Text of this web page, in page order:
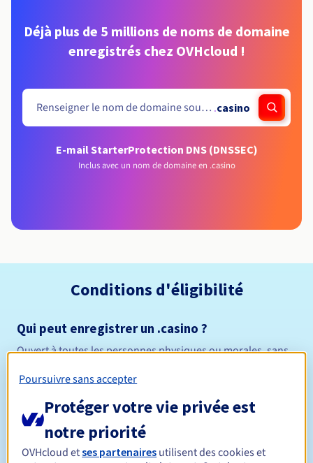
Déjà plus de 5 millions de noms de domaine
enregistrés chez OVHcloud !
.casino
E-mail StarterProtection DNS (DNSSEC)
Inclus avec un nom de domaine en .casino
Conditions d'éligibilité
Qui peut enregistrer un .casino ?
Ouvert à toutes les personnes physiques ou morales, sans
Durée de réservation
Poursuivre sans accepter
Protéger votre vie privée est
notre priorité
OVHcloud etses partenaires utilisent des cookies et